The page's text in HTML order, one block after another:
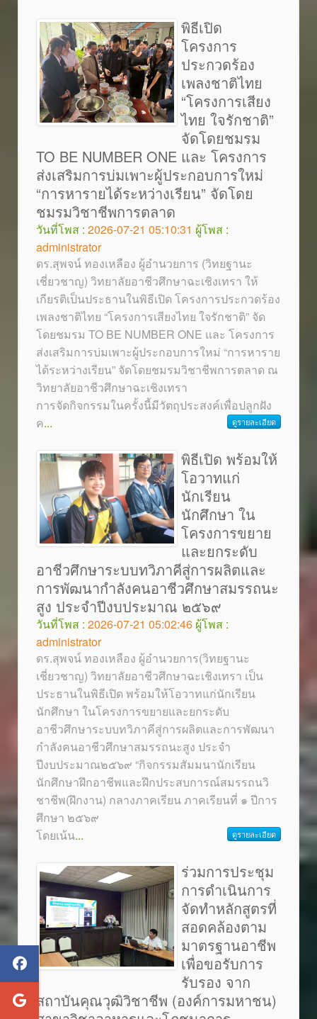
พิธีเปิด
โครงการ
ประกวดร้อง
เพลงชาติไทย
“โครงการเสียง
ไทย ใจรักชาติ”
จัดโดยชมรม
TO BE NUMBER ONE และ โครงการ
ส่งเสริมการบ่มเพาะผู้ประกอบการใหม่
“การหารายได้ระหว่างเรียน” จัดโดย
ชมรมวิชาชีพการตลาด
วันที่โพส : 2026-07-21 05:10:31 ผู้โพส :
administrator
ดร.สุพจน์ ทองเหลือง ผู้อำนวยการ (วิทยฐานะ
เชี่ยวชาญ) วิทยาลัยอาชีวศึกษาฉะเชิงเทรา ให้
เกียรติเป็นประธานในพิธีเปิด โครงการประกวดร้อง
เพลงชาติไทย “โครงการเสียงไทย ใจรักชาติ” จัด
โดยชมรม TO BE NUMBER ONE และ โครงการ
ส่งเสริมการบ่มเพาะผู้ประกอบการใหม่ “การหาราย
ได้ระหว่างเรียน” จัดโดยชมรมวิชาชีพการตลาด ณ
วิทยาลัยอาชีวศึกษาฉะเชิงเทรา
การจัดกิจกรรมในครั้งนี้มีวัตถุประสงค์เพื่อปลูกฝัง
ค... ดูรายละเอียด
พิธีเปิด พร้อมให้
โอวาทแก่
นักเรียน
นักศึกษา ใน
โครงการขยาย
และยกระดับ
อาชีวศึกษาระบบทวิภาคีสู่การผลิตและ
การพัฒนากำลังคนอาชีวศึกษาสมรรถนะ
สูง ประจำปีงบประมาณ ๒๕๖๙
วันที่โพส : 2026-07-21 05:02:46 ผู้โพส :
administrator
ดร.สุพจน์ ทองเหลือง ผู้อำนวยการ(วิทยฐานะ
เชี่ยวชาญ) วิทยาลัยอาชีวศึกษาฉะเชิงเทรา เป็น
ประธานในพิธีเปิด พร้อมให้โอวาทแก่นักเรียน
นักศึกษา ในโครงการขยายและยกระดับ
อาชีวศึกษาระบบทวิภาคีสู่การผลิตและการพัฒนา
กำลังคนอาชีวศึกษาสมรรถนะสูง ประจำ
ปีงบประมาณ๒๕๖๙ “กิจกรรมสัมมนานักเรียน
นักศึกษาฝึกอาชีพและฝึกประสบการณ์สมรรถนวิ
ชาชีพ(ฝึกงาน) กลางภาคเรียน ภาคเรียนที่ ๑ ปีการ
ศึกษา ๒๕๖๙
โดยเน้น... ดูรายละเอียด
ร่วมการประชุม
การดำเนินการ
จัดทำหลักสูตรที่
สอดคล้องตาม
มาตรฐานอาชีพ
เพื่อขอรับการ
รับรอง จาก
สถาบันคุณวุฒิวิชาชีพ (องค์การมหาชน)